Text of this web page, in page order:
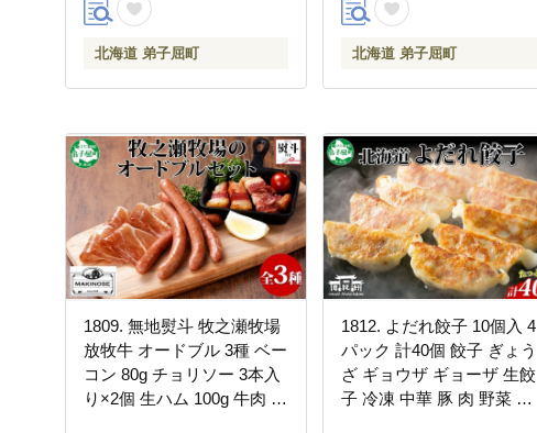
北海道 弟子屈町 北海道 弟子屈町
1809. 無地熨斗 牧之瀬牧場
放牧牛 オードブル 3種 ベー
コン 80g チョリソー 3本入
り×2個 生ハム 100g 牛肉 熨
1812. よだれ餃子 10個入 4
パック 計40個 餃子 ぎょう
ざ ギョウザ ギョーザ 生餃
子 冷凍 中華 豚 肉 野菜 厚